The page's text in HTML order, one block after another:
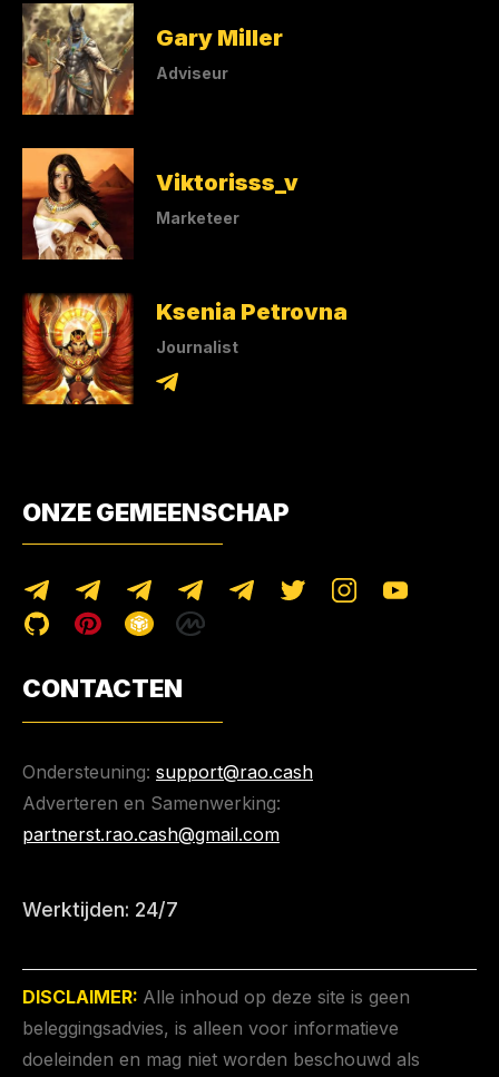
Gary Miller
Adviseur
Viktorisss_v
Marketeer
Ksenia Petrovna
Journalist
ONZE GEMEENSCHAP
CONTACTEN
Ondersteuning: support@rao.cash
Adverteren en Samenwerking:
partnerst.rao.cash@gmail.com
Werktijden: 24/7
DISCLAIMER: Alle inhoud op deze site is geen
beleggingsadvies, is alleen voor informatieve
doeleinden en mag niet worden beschouwd als